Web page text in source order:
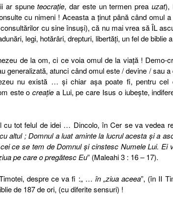
ar spuneteocraţie, dar este un termen prea uzat),
cu nimeni ! Aceasta a ţinut până când omul
cu sine însuşi), că nu mai vrea să ÎL
legi, hotărâri, drepturi, libertăţi, un fel de biblie
de la om, ci ce voia omul de la viaţă ! Demo-
generalizată, atunci când omul este / devine / sau a
nu există … şi chiar aşa poate fi, pentru cel
este ocreaţie a Lui, pe care Isus o iubeşte,
tot felul de idei … Dincolo, în Cer se va vedea
altul ; Domnul a luat aminte la lucrul acesta şi a
ce se tem de Domnul şi cinstesc Numele Lui. Ei
pe care o pregătesc Eu” (Maleahi 3 : 16 – 17).
despre ce va fi :„ … în „ziua aceea”, (în II
de 187 de ori, (cu diferite sensuri) !